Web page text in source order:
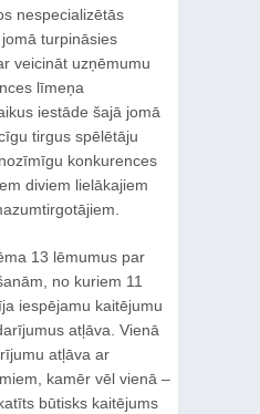
nespecializētās
turpināsies
veicināt uzņēmumu
līmeņa
iestāde šajā jomā
tirgus spēlētāju
konkurences
diviem lielākajiem
13 lēmumus par
no kuriem 11
iespējamu kaitējumu
atļāva. Vienā
atļāva ar
kamēr vēl vienā –
būtisks kaitējums